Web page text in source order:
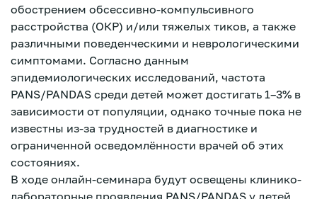
обострением обсессивно-компульсивного
расстройства (ОКР) и/или тяжелых тиков, а также
различными поведенческими и неврологическими
симптомами. Согласно данным
эпидемиологических исследований, частота
PANS/PANDAS среди детей может достигать 1–3% в
зависимости от популяции, однако точные пока не
известны из-за трудностей в диагностике и
ограниченной осведомлённости врачей об этих
состояниях.
В ходе онлайн-семинара будут освещены клинико-
лабораторные проявления PANS/PANDAS у детей,